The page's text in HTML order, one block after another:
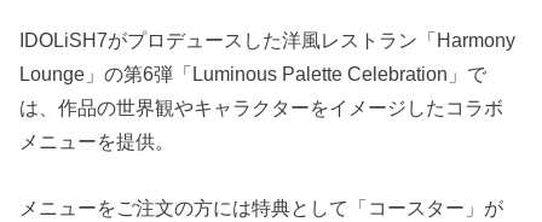
IDOLiSH7がプロデュースした洋風レストラン「Harmony
Lounge」の第6弾「Luminous Palette Celebration」で
は、作品の世界観やキャラクターをイメージしたコラボ
メニューを提供。
メニューをご注文の方には特典として「コースター」が